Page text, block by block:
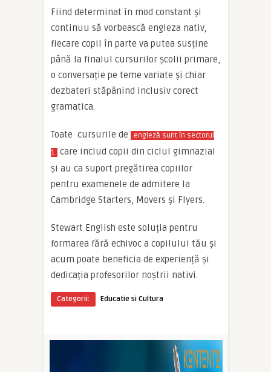
Fiind determinat în mod constant și
continuu să vorbească engleza nativ,
fiecare copil în parte va putea susține
până la finalul cursurilor școlii primare,
o conversație pe teme variate și chiar
dezbateri stăpânind inclusiv corect
gramatica.
Toate cursurile de
engleză sunt în sectorul
1 care includ copii din ciclul gimnazial
și au ca suport pregătirea copiilor
pentru examenele de admitere la
Cambridge Starters, Movers și Flyers.
Stewart English este soluția pentru
formarea fără echivoc a copilului tău și
acum poate beneficia de experiență și
dedicația profesorilor noștrii nativi.
Categorii: Educatie si Cultura